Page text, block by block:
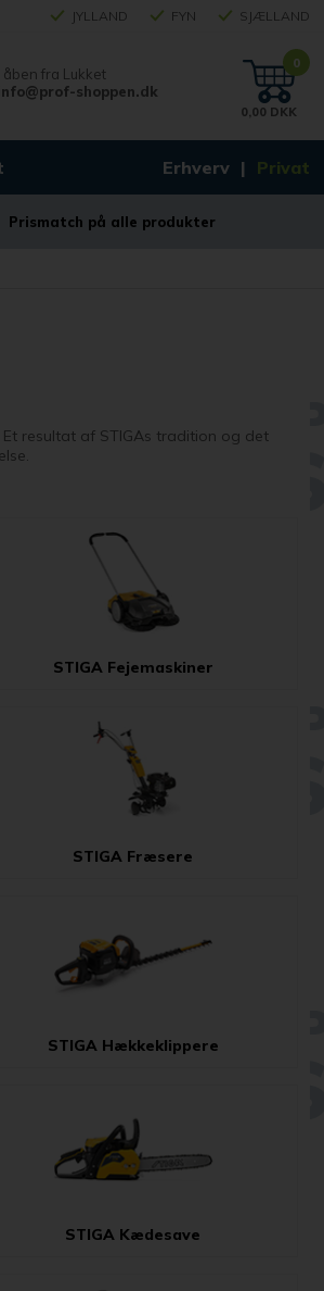
Erhverv Privat
JYLLAND FYN SJÆLLAND
åben fra Lukket
shoppen.dk
0
0,00 DKK
Prismatch på alle produkter
resultat af STIGAs tradition og det
STIGA Fejemaskiner
STIGA Fræsere
STIGA Hækkeklippere
STIGA Kædesave